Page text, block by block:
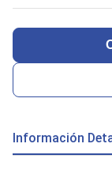
Información